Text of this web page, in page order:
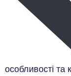
особливості та